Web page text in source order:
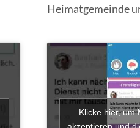
Heimatgemeinde
Klicke hier, um